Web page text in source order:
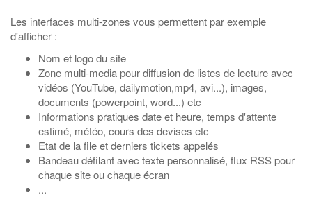
Les interfaces multi-zones vous permettent par exemple
d'afficher :
Nom et logo du site
Zone multi-media pour diffusion de listes de lecture avec
vidéos (YouTube, dailymotion,mp4, avi...), images,
documents (powerpoint, word...) etc
Informations pratiques date et heure, temps d'attente
estimé, météo, cours des devises etc
Etat de la file et derniers tickets appelés
Bandeau défilant avec texte personnalisé, flux RSS pour
chaque site ou chaque écran
...